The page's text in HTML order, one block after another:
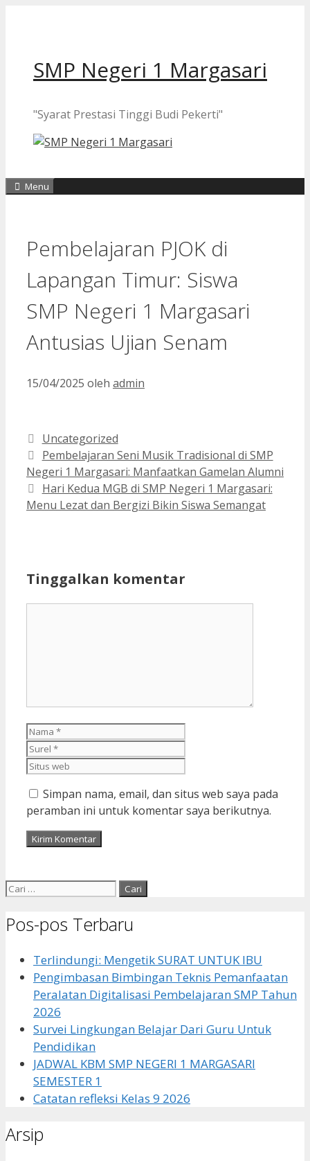
SMP Negeri 1 Margasari
"Syarat Prestasi Tinggi Budi Pekerti"
Menu
Pembelajaran PJOK di
Lapangan Timur: Siswa
SMP Negeri 1 Margasari
Antusias Ujian Senam
15/04/2025 oleh admin
Kategori
Uncategorized
Pembelajaran Seni Musik Tradisional di SMP
Negeri 1 Margasari: Manfaatkan Gamelan Alumni
Hari Kedua MGB di SMP Negeri 1 Margasari:
Menu Lezat dan Bergizi Bikin Siswa Semangat
Tinggalkan komentar
Nama
Simpan nama, email, dan situs web saya pada
peramban ini untuk komentar saya berikutnya.
Cari
Pos-pos Terbaru
Terlindungi: Mengetik SURAT UNTUK IBU
Pengimbasan Bimbingan Teknis Pemanfaatan
Peralatan Digitalisasi Pembelajaran SMP Tahun
2026
Survei Lingkungan Belajar Dari Guru Untuk
Pendidikan
JADWAL KBM SMP NEGERI 1 MARGASARI
SEMESTER 1
Catatan refleksi Kelas 9 2026
Arsip